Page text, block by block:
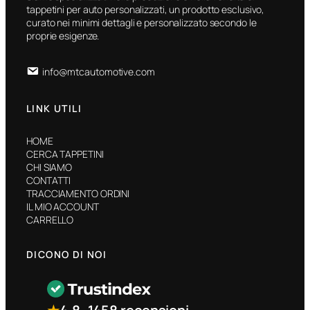
tappetini per auto personalizzati, un prodotto esclusivo,
curato nei minimi dettagli e personalizzato secondo le
proprie esigenze.
info@mtcautomotive.com
LINK UTILI
HOME
CERCA TAPPETINI
CHI SIAMO
CONTATTI
TRACCIAMENTO ORDINI
IL MIO ACCOUNT
CARRELLO
DICONO DI NOI